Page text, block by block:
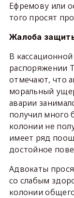
Ефремову или
того просят
Жалоба
В
распоряжении
отмечают, что
моральный
аварии
получил много
колонии не
имеет ряд
достойное
Адвокаты
со слабым
колонии